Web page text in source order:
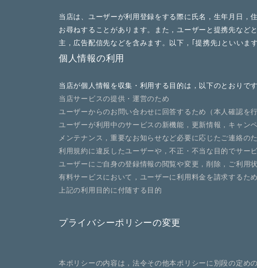
当店は、ユーザーが利用登録をする際に氏名，生年月日，
お尋ねすることがあります。また，ユーザーと提携先など
主，広告配信先などを含みます。以下，｢提携先｣といいま
個人情報の利用
当店が個人情報を収集・利用する目的は，以下のとおりです
当店サービスの提供・運営のため
ユーザーからのお問い合わせに回答するため（本人確認を
ユーザーが利用中のサービスの新機能，更新情報，キャン
メンテナンス，重要なお知らせなど必要に応じたご連絡の
利用規約に違反したユーザーや，不正・不当な目的でサー
ユーザーにご自身の登録情報の閲覧や変更，削除，ご利用
有料サービスにおいて，ユーザーに利用料金を請求するため
上記の利用目的に付随する目的
プライバシーポリシーの変更
本ポリシーの内容は，法令その他本ポリシーに別段の定め